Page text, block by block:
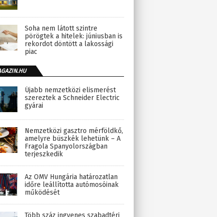
Soha nem látott szintre
pörögtek a hitelek: júniusban is
rekordot döntött a lakossági
piac
Újabb nemzetközi elismerést
szereztek a Schneider Electric
gyárai
Nemzetközi gasztro mérföldkő,
amelyre büszkék lehetünk – A
Fragola Spanyolországban
terjeszkedik
Az OMV Hungária határozatlan
időre leállította autómosóinak
működését
Több száz ingyenes szabadtéri